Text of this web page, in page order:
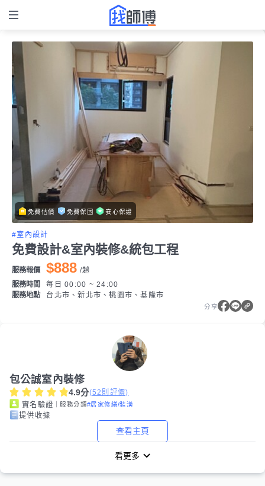
免費估價 免費保固 安心保證
#室內設計
免費設計&室內裝修&統包工程
服務報價 $888 /趟
服務時間
每日 00:00 ~ 24:00
服務地點
台北市、新北市、桃園市、基隆市
分享
包公誠室內裝修
4.9分(52 則評價)
實名驗證 ｜服務分類#居家修繕/裝潢
提供收據
查看主頁
看更多